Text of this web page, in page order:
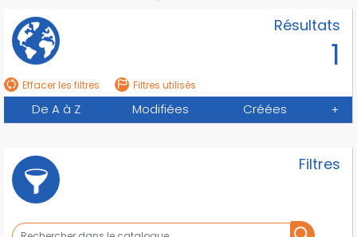
Résultats
1
Effacer les filtres Filtres utilisés
De A à Z Modifiées Créées +
Filtres